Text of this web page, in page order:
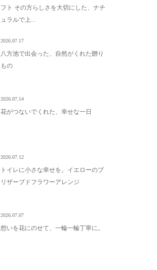
フト その方らしさを大切にした、ナチ
ュラルで上...
2026.07.17
八方池で出会った、自然がくれた贈り
もの
2026.07.14
花がつないでくれた、幸せな一日
2026.07.12
トイレに小さな幸せを。イエローのプ
リザーブドフラワーアレンジ
2026.07.07
想いを花にのせて、一輪一輪丁寧に。